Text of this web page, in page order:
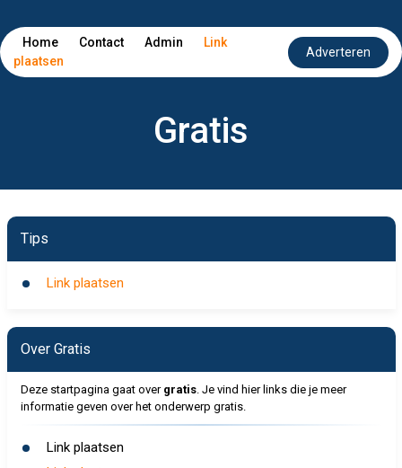
Home Contact Admin
Link
plaatsen
Adverteren
Gratis
Tips
Link plaatsen
Over Gratis
Deze startpagina gaat over gratis. Je vind hier links die je meer
informatie geven over het onderwerp gratis.
Link plaatsen